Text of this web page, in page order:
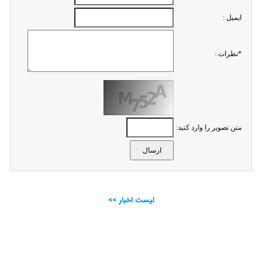
ايميل :
*نظرات :
متن تصویر را وارد کنید:
لیست اخبار >>